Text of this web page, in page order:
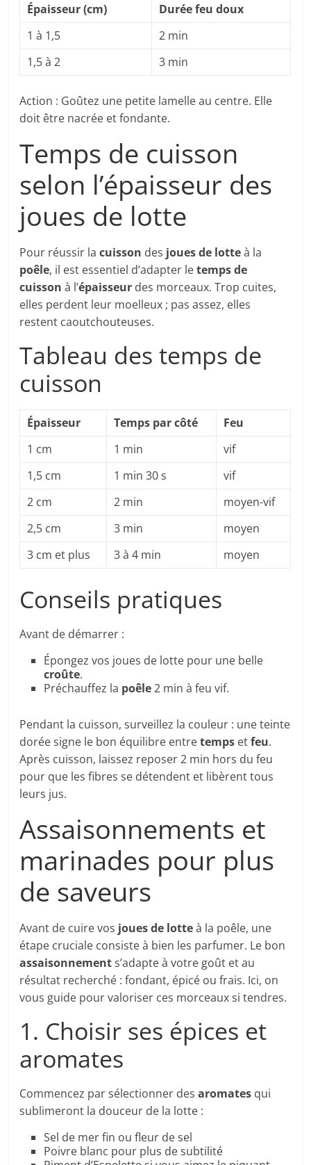
Épaisseur (cm)
Durée feu doux
1 à 1,5
2 min
1,5 à 2
3 min
Action : Goûtez une petite lamelle au centre. Elle
doit être nacrée et fondante.
Temps de cuisson
selon l’épaisseur des
joues de lotte
Pour réussir lacuisson des joues de lotteà la
poêle, il est essentiel d’adapter letemps de
cuisson à l’épaisseur des morceaux. Trop cuites,
elles perdent leur moelleux ; pas assez, elles
restent caoutchouteuses.
Tableau des temps de
cuisson
Épaisseur Temps par côté
Feu
1 cm
1 min
vif
1,5 cm
1 min 30 s
vif
2 cm
2 min
moyen-vif
2,5 cm
3 min
moyen
3 cm et plus
3 à 4 min moyen
Conseils pratiques
Avant de démarrer :
Épongez vos joues de lotte pour une belle
croûte.
Préchauffez la poêle2 min à feu vif.
Pendant la cuisson, surveillez la couleur : une teinte
dorée signe le bon équilibre entretemps etfeu.
Après cuisson, laissez reposer 2 min hors du feu
pour que les fibres se détendent et libèrent tous
leurs jus.
Assaisonnements et
marinades pour plus
de saveurs
Avant de cuire vos joues de lotteà la poêle, une
étape cruciale consiste à bien les parfumer. Le bon
assaisonnements’adapte à votre goût et au
résultat recherché : fondant, épicé ou frais. Ici, on
vous guide pour valoriser ces morceaux si tendres.
1. Choisir ses épices et
aromates
Commencez par sélectionner desaromates qui
sublimeront la douceur de la lotte :
Sel de mer fin ou fleur de sel
Poivre blanc pour plus de subtilité